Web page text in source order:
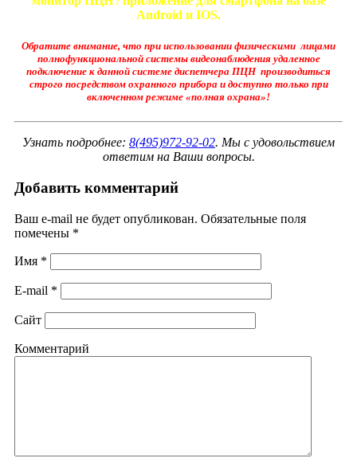
Android и IOS.
Обратите внимание, что при использовании физическими лицами
полнофункциональной системы видеонаблюдения удаленное
подключение к данной системе диспетчера ПЦН производиться
строго посредством охранного прибора и доступно только при
включенном режиме «полная охрана»!
Узнать подробнее: 8(495)972-92-02. Мы с удовольствием
ответим на Ваши вопросы.
Добавить комментарий
Ваш e-mail не будет опубликован. Обязательные поля
помечены *
Имя *
E-mail *
Сайт
Комментарий